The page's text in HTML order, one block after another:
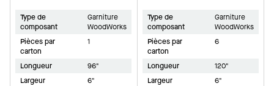
Type de
composant
Garniture
WoodWorks
Pièces par
carton
1
Longueur
96"
Largeur
6"
Type de
composant
Garniture
WoodWorks
Pièces par
carton
6
Longueur
120"
Largeur
6"